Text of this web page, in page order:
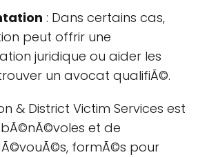
: Dans certains cas,
peut offrir une
juridique ou aider les
un avocat qualifiÃ©.
& District Victim Services est
et de
formÃ©s pour